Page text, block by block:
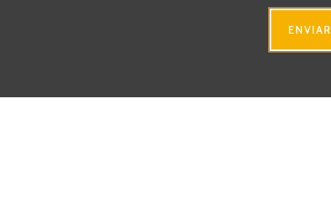
ENVIAR